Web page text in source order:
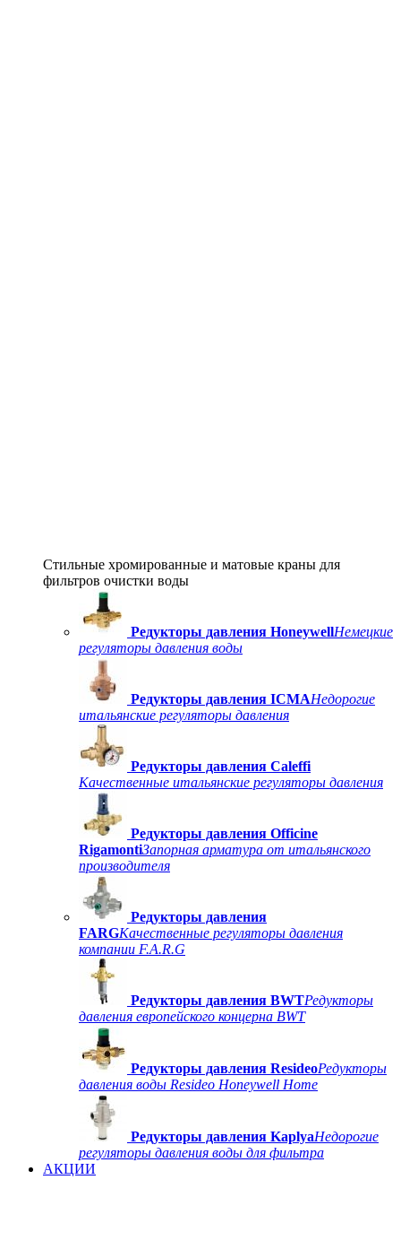
Стильные хромированные и матовые краны для
фильтров очистки воды
Редукторы давления HoneywellНемецкие
регуляторы давления воды
Редукторы давления ICMAНедорогие
итальянские регуляторы давления
Редукторы давления Caleffi
Качественные итальянские регуляторы давления
Редукторы давления Officine
RigamontiЗапорная арматура от итальянского
производителя
Редукторы давления
FARGКачественные регуляторы давления
компании F.A.R.G
Редукторы давления BWTРедукторы
давления европейского концерна BWT
Редукторы давления ResideoРедукторы
давления воды Resideo Honeywell Home
Редукторы давления KaplyaНедорогие
регуляторы давления воды для фильтра
АКЦИИ